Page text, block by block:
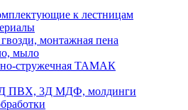
к лестницам
монтажная пена
мыло
стружечная ТАМАК
ПВХ, 3Д МДФ, молдинги